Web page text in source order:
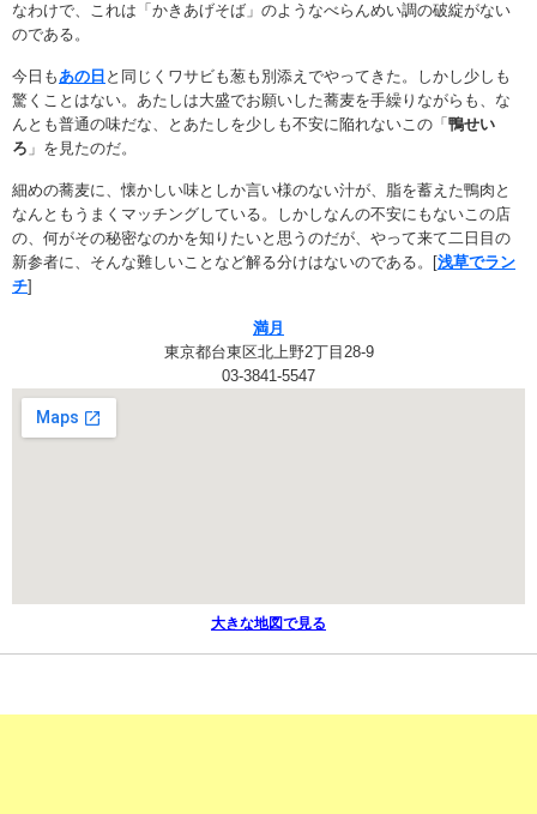
なわけで、これは「かきあげそば」のようなべらんめい調の破綻がない
のである。
今日もあの日 と同じくワサビも葱も別添えでやってきた。しかし少しも
驚くことはない。あたしは大盛でお願いした蕎麦を手繰りながらも、な
んとも普通の味だな、とあたしを少しも不安に陥れないこの「 鴨せい
ろ 」を見たのだ。
細めの蕎麦に、懐かしい味としか言い様のない汁が、脂を蓄えた鴨肉と
なんともうまくマッチングしている。しかしなんの不安にもないこの店
の、何がその秘密なのかを知りたいと思うのだが、やって来て二日目の
新参者に、そんな難しいことなど解る分けはないのである。[浅草でラン
チ]
満月
東京都台東区北上野2丁目28-9
03-3841-5547
大きな地図で見る